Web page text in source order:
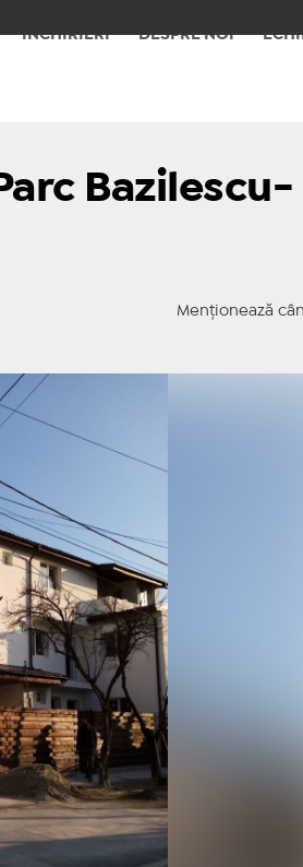
ÎNCHIRIERI DESPRE NOI
Bazilescu-
Menționează